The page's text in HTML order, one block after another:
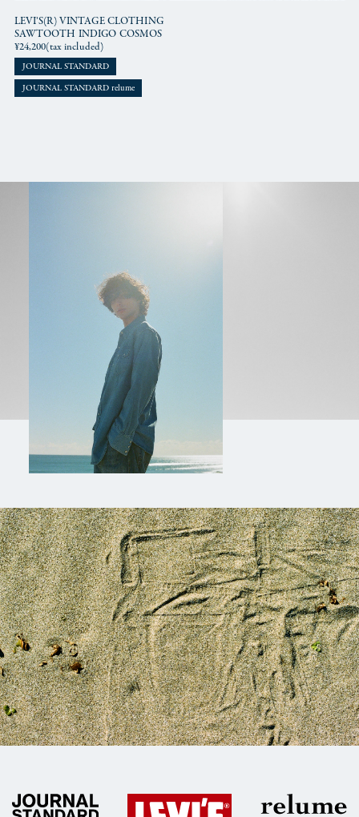
LEVI’S(R) VINTAGE CLOTHING
SAWTOOTH INDIGO COSMOS
¥24,200(tax included)
JOURNAL STANDARD
JOURNAL STANDARD relume